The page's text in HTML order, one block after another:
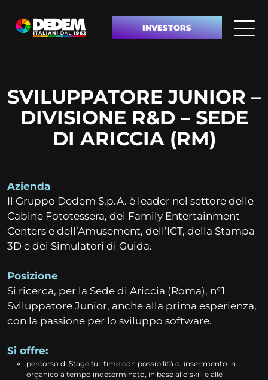
INVESTORS
SVILUPPATORE JUNIOR –
DIVISIONE R&D – SEDE
DI ARICCIA (RM)
Azienda
Il Gruppo Dedem S.p.A. è leader nel settore delle
Cabine Fototessera, dei Family Entertainment
Centers e dell’Amusement, dell’ICT, della Stampa
3D e dei Simulatori di Guida.
Posizione
Si ricerca, per la Sede di Ariccia (Roma), n°1
Sviluppatore Junior, anche alla prima esperienza,
con la passione per lo sviluppo software.
Si offre:
percorso di Stage full time con possibilità di inserimento in
organico a tempo indeterminato, in base allo skill e alle